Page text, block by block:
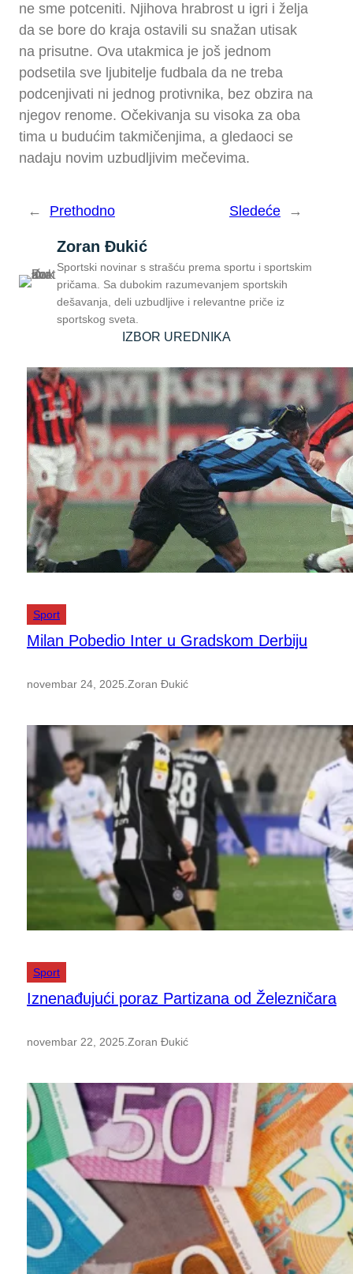
ne sme potceniti. Njihova hrabrost u igri i želja
da se bore do kraja ostavili su snažan utisak
na prisutne. Ova utakmica je još jednom
podsetila sve ljubitelje fudbala da ne treba
podcenjivati ni jednog protivnika, bez obzira na
njegov renome. Očekivanja su visoka za oba
tima u budućim takmičenjima, a gledaoci se
nadaju novim uzbudljivim mečevima.
← Prethodno Sledeće →
Zoran Đukić
Sportski novinar s strašću prema sportu i sportskim
pričama. Sa dubokim razumevanjem sportskih
dešavanja, deli uzbudljive i relevantne priče iz
sportskog sveta.
IZBOR UREDNIKA
Sport
Milan Pobedio Inter u Gradskom Derbiju
novembar 24, 2025 Zoran Đukić
Sport
Iznenađujući poraz Partizana od Železničara
novembar 22, 2025.Zoran Đukić